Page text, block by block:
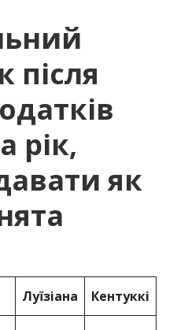
після
рік,
як
Луїзіана Кентуккі